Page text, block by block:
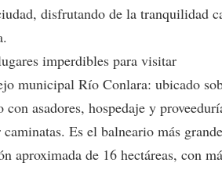
disfrutando de la tranquilidad
imperdibles para visitar
municipal Río Conlara: ubicado
con asadores, hospedaje y
Es el balneario más
aproximada de 16 hectáreas, con